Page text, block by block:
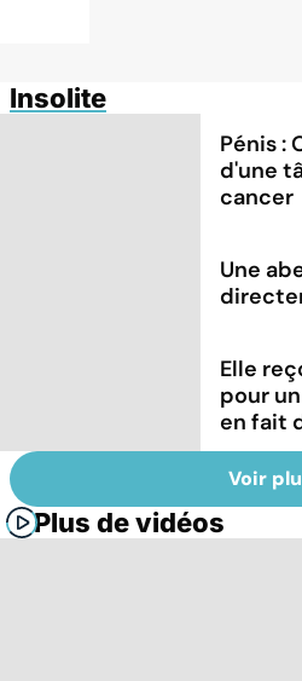
Insolite
Pénis :
d'une
cancer
Une
Elle
pour
en fait
Voir
Plus de vidéos